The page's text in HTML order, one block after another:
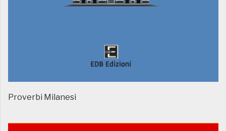
Proverbi Milanesi